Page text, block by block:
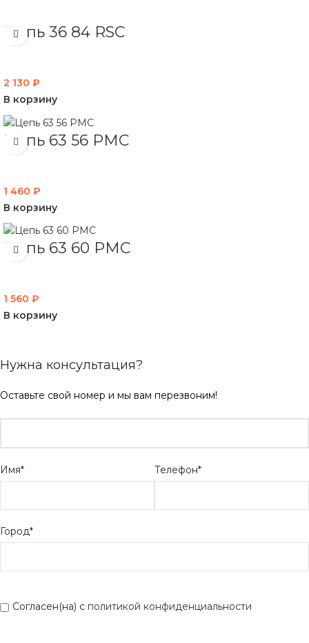
Цепь 36 84 RSC
2 130 ₽
В корзину
Цепь 63 56 PMC
1 460 ₽
В корзину
Цепь 63 60 PMC
1 560 ₽
В корзину
Нужна консультация?
Оставьте свой номер и мы вам перезвоним!
Имя* Телефон*
Город*
Согласен(на) с политикой конфиденциальности